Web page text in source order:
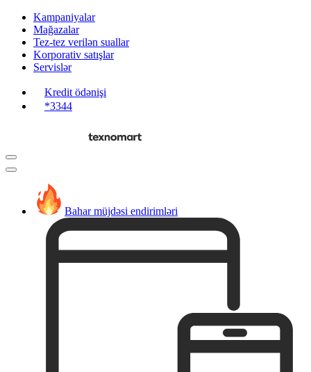
Kampaniyalar
Mağazalar
Tez-tez verilən suallar
Korporativ satışlar
Servislər
Kredit ödənişi
*3344
Bahar müjdəsi endirimləri